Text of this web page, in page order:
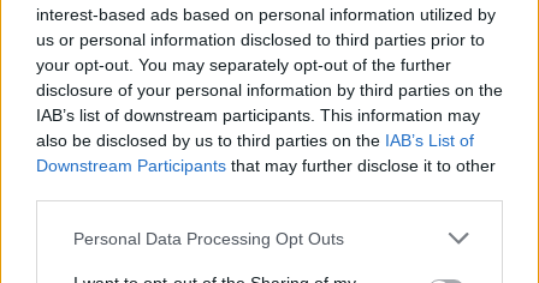
interest-based ads based on personal information utilized by
us or personal information disclosed to third parties prior to
your opt-out. You may separately opt-out of the further
disclosure of your personal information by third parties on the
IAB’s list of downstream participants. This information may
also be disclosed by us to third parties on the IAB’s List of
Downstream Participants that may further disclose it to other
Please note that this website/app uses one or more Google
Personal Data Processing Opt Outs